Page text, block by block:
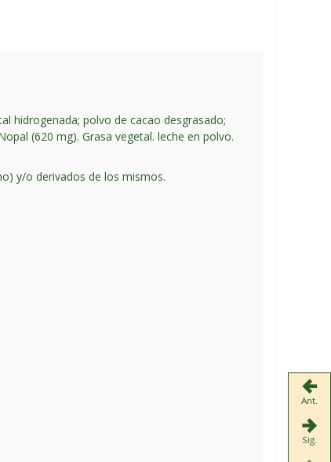
hidrogenada; polvo de cacao desgrasado;
(620 mg). Grasa vegetal. leche en polvo.
y/o derivados de los mismos.
Ant.
Sig.